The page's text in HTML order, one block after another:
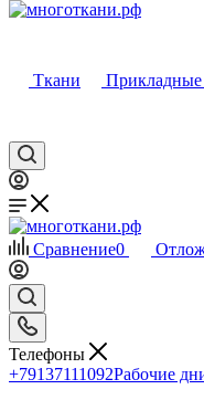
Ткани
Сравнение0
Телефоны
+79137111092Рабочие